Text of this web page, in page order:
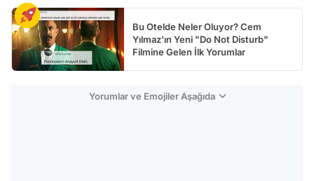
Bu Otelde Neler Oluyor? Cem
Yılmaz'ın Yeni "Do Not Disturb"
Filmine Gelen İlk Yorumlar
Yorumlar ve Emojiler Aşağıda